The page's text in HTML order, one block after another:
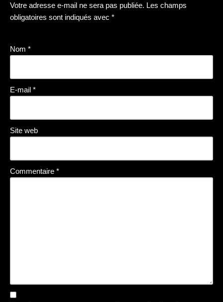
Votre adresse e-mail ne sera pas publiée. Les champs
obligatoires sont indiqués avec *
Nom *
E-mail *
Site web
Commentaire *